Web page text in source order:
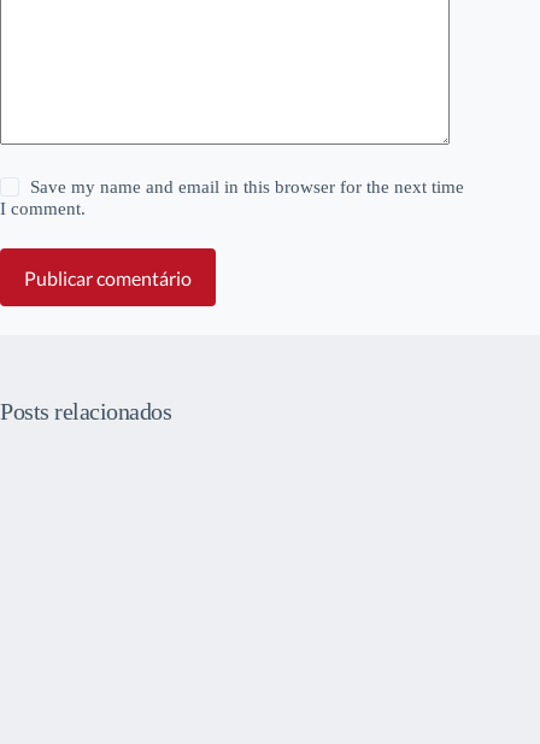
Save my name and email in this browser for the next time
I comment.
Publicar comentário
Posts relacionados